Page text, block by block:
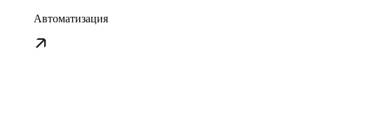
Автоматизация